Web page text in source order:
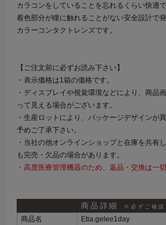
カラコンをしていることを忘れるくらい快適で
着色部分が瞳に触れることがない安全設計で
カラーコンタクトレンズです。
【ご注文前に必ずお読み下さい】
・表示価格は1箱の価格です。
・ディスプレイや視覚環境などにより、商品
って見える場合がございます。
・生産ロットにより、パッケージデザインが
予めご了承下さい。
・当社の他オンラインショップと在庫を共有
も完売・欠品の場合があります。
・高度医療管理機器のため、返品・交換は一
商品詳細 ※必ずご確認
商品名
Etia.gelee1day